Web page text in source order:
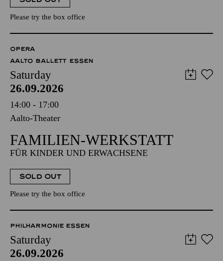
Please try the box office
OPERA
AALTO BALLETT ESSEN
Saturday
26.09.2026
14:00 - 17:00
Aalto-Theater
FAMILIEN-WERKSTATT
FÜR KINDER UND ERWACHSENE
SOLD OUT
Please try the box office
PHILHARMONIE ESSEN
Saturday
26.09.2026